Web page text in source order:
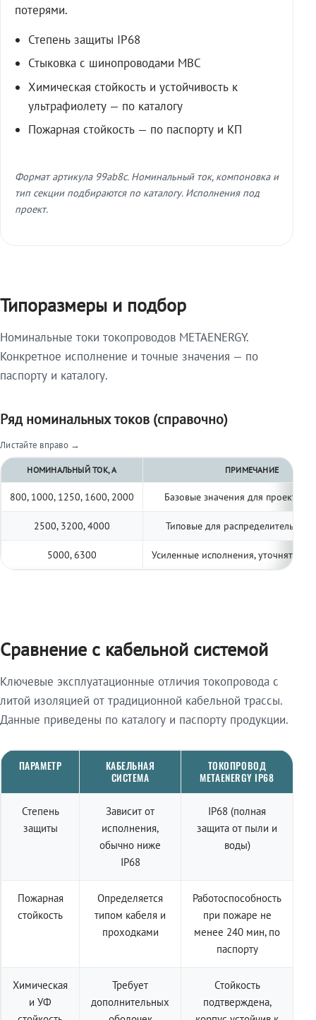
потерями.
Степень защиты IP68
Стыковка с шинопроводами МВС
Химическая стойкость и устойчивость к
ультрафиолету — по каталогу
Пожарная стойкость — по паспорту и КП
Формат артикула 99ab8c. Номинальный ток, компоновка и
тип секции подбираются по каталогу. Исполнения под
проект.
Типоразмеры и подбор
Номинальные токи токопроводов METAENERGY.
Конкретное исполнение и точные значения — по
паспорту и каталогу.
Ряд номинальных токов (справочно)
Листайте вправо →
НОМИНАЛЬНЫЙ ТОК, А ПРИМЕЧАНИЕ
800, 1000, 1250, 1600, 2000 Базовые значения для
2500, 3200, 4000 Типовые для распределительных
5000, 6300 Усиленные исполнения, уточнять по
Сравнение с кабельной системой
Ключевые эксплуатационные отличия токопровода с
литой изоляцией от традиционной кабельной трассы.
Данные приведены по каталогу и паспорту продукции.
ПАРАМЕТР
КАБЕЛЬНАЯ
СИСТЕМА
ТОКОПРОВОД
METAENERGY IP68
Степень
защиты
Зависит от
исполнения,
обычно ниже
IP68
IP68 (полная
защита от пыли и
воды)
Пожарная
стойкость
Определяется
типом кабеля и
проходками
Работоспособность
при пожаре не
менее 240 мин, по
паспорту
Химическая
и УФ
Требует
дополнительных
Стойкость
подтверждена,